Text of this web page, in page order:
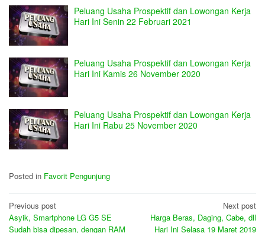
Peluang Usaha Prospektif dan Lowongan Kerja
Hari Ini Senin 22 Februari 2021
Peluang Usaha Prospektif dan Lowongan Kerja
Hari Ini Kamis 26 November 2020
Peluang Usaha Prospektif dan Lowongan Kerja
Hari Ini Rabu 25 November 2020
Posted in Favorit Pengunjung
Post
navigation
Previous post
Asyik, Smartphone LG G5 SE
Sudah bisa dipesan, dengan RAM
Next post
Harga Beras, Daging, Cabe, dll
Hari Ini Selasa 19 Maret 2019